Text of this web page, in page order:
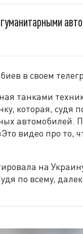
в своем
танками
которая, судя
автомобилей.
видео про то,
на
по всему,